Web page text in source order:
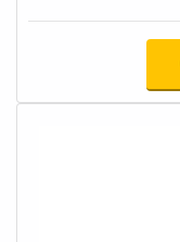
consumidores.
empresa consegue
cuidadoso e que